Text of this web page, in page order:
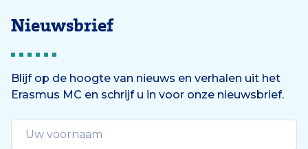
Nieuwsbrief
Blijf op de hoogte van nieuws en verhalen uit het
Erasmus MC en schrijf u in voor onze nieuwsbrief.